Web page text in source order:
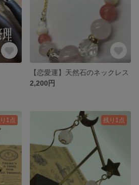
【恋愛運】天然石のネックレス
2,200円
1点 残り1点